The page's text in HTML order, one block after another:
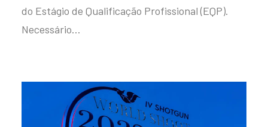
do Estágio de Qualificação Profissional (EQP).
Necessário…